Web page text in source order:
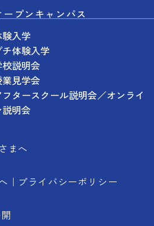
ープンキャンパス
入学
チ体験入学
校説明会
業見学会
フタースクール説明会／オンライ
説明会
まへ
プライバシーポリシー